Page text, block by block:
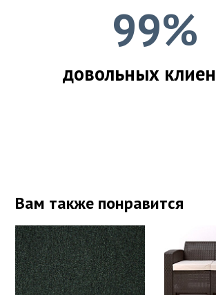
99%
довольных
Вам также понравится